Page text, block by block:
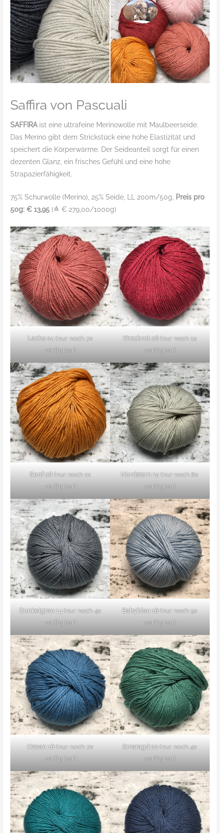
Saffira von Pascuali
SAFFIRAist eine ultrafeine Merinowolle mit Maulbeerseide.
Das Merino gibt dem Strickstück eine hohe Elastizität und
speichert die Körperwärme. Der Seideanteil sorgt für einen
dezenten Glanz, ein frisches Gefühl und eine hohe
Strapazierfähigkeit.
75% Schurwolle (Merino), 25% Seide, LL 200m/50g, Preis pro
50g: € 13,95 (≙ € 279,00/1000g)
Lachs 04(nur noch 7x
verfügbar)
Kirschrot 06(nur noch 1x
verfügbar)
Senf 08(nur noch 1x
verfügbar)
Nordstern 12 (nur noch 8x
verfügbar)
Dunkelgrau 14(nur noch 4x
verfügbar)
Babyblau 16(nur noch 5x
verfügbar)
Ozean 18(nur noch 7x
verfügbar)
Smaragd 20(nur noch 4x
verfügbar)